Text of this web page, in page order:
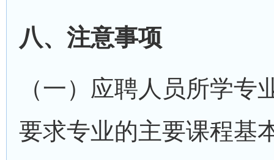
八、注意事项
（一）应聘人员所学
要求专业的主要课程基